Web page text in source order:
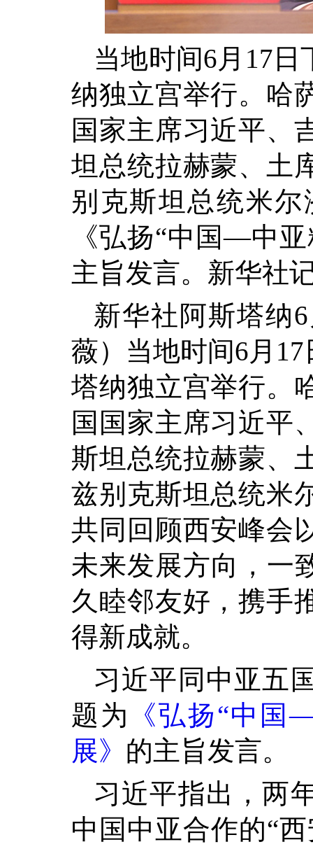
当地时间6月17
纳独立宫举行。哈
国家主席习近平、
坦总统拉赫蒙、土
别克斯坦总统米
《弘扬“中国—中
主旨发言。新华社
新华社阿斯塔
薇）当地时间6月
塔纳独立宫举行。
国国家主席习近平
斯坦总统拉赫蒙、
兹别克斯坦总统米
共同回顾西安峰会
未来发展方向，一
久睦邻友好，携手
得新成就。
习近平同中亚五
题为
《弘扬“中
展》 的主旨发言。
习近平指出，两
中国中亚合作的“